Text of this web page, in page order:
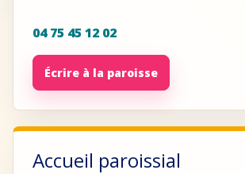
04 75 45 12 02
Écrire à la paroisse
Accueil paroissial